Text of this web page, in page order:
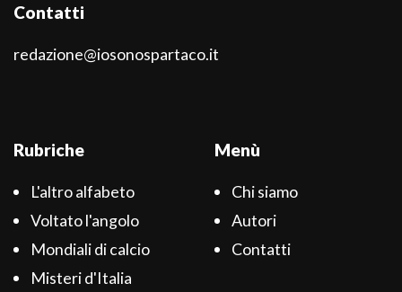
Contatti
redazione@iosonospartaco.it
Rubriche
L'altro alfabeto
Voltato l'angolo
Mondiali di calcio
Misteri d'Italia
Menù
Chi siamo
Autori
Contatti